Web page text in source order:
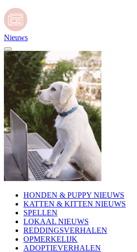
Nieuws
HONDEN & PUPPY NIEUWS
KATTEN & KITTEN NIEUWS
SPELLEN
LOKAAL NIEUWS
REDDINGSVERHALEN
OPMERKELIJK
ADOPTIEVERHALEN